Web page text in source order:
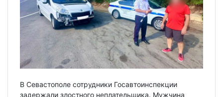
В Севастополе сотрудники Госавтоинспекции
задержали злостного неплательщика. Мужчина